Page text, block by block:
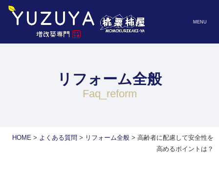
MENU
リフォーム全般
faq_reform
HOME> よくある質問 > リフォーム全般> 高齢者に配慮して安全性を
高めるポイントは？